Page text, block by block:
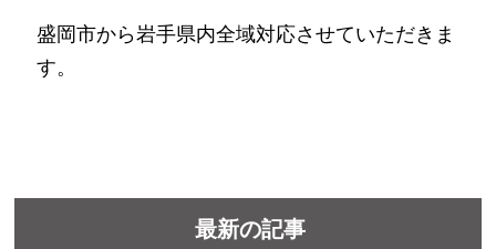
盛岡市から岩手県内全域対応させていただきま
す。
最新の記事